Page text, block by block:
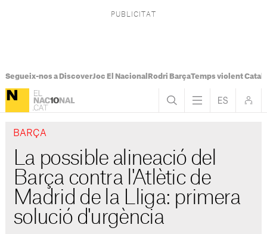
Segueix-nos a DiscoverJoc El Nacional Rodri BarçaTemps violent
BARÇA
La possible alineació del
Barça contra l'Atlètic de
Madrid de la Lliga: primera
solució d'urgència